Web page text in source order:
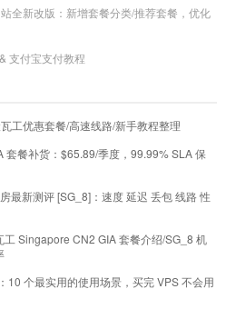
全新改版：新增套餐分类/推荐套餐，优化
支付宝支付教程
工优惠套餐/高速线路/新手教程整理
套餐补货：$65.89/季度，99.99% SLA 保
最新测评 [SG_8]：速度 延迟 丢包 线路 性
Singapore CN2 GIA 套餐介绍/SG_8 机
10 个最实用的使用场景，买完 VPS 不会用